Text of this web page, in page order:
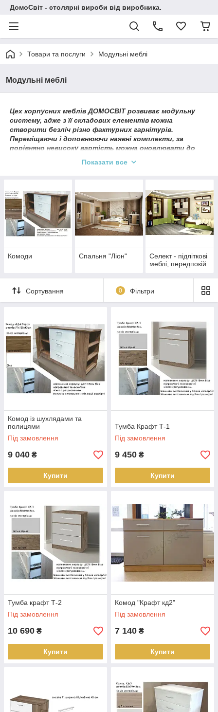
ДомоСвіт - столярні вироби від виробника.
Товари та послуги Модульні меблі
Модульні меблі
Цех корпусних меблів ДОМОСВІТ розвиває модульну
систему, адже з її складових елементів можна
створити безліч різно фактурних гарнітурів.
Переміщаючи і доповнюючи наявні комплекти, за
порівняно невисоку вартість можна оновлювати до
меблеві гарнітури в одному стилі, але з безлічі різних
на майбутнє, фахівці компанії припустили, що за
бажанням клієнт завжди може доповнити приміщення
відсутнім комодом, шафою, столом - все створено в
одному стилі та розмірному ряді.
Показати все
Комоди Спальня "Ліон"
Селект - підліткові
меблі, передпокій
Сортування 0 Фільтри
Комод із шухлядами та
полицями
Під замовлення
9 040 ₴
Купити
Тумба Крафт Т-1
Під замовлення
9 450 ₴
Купити
Тумба крафт Т-2
Під замовлення
10 690 ₴
Купити
Комод "Крафт кд2"
Під замовлення
7 140 ₴
Купити